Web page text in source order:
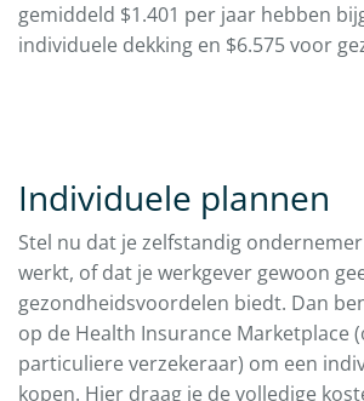
gemiddeld $1.401 per jaar hebben
individuele dekking en $6.575 voor
Individuele plannen
Stel nu dat je zelfstandig
werkt, of dat je werkgever gewoon
gezondheidsvoordelen biedt. Dan
op de Health Insurance Marketplace
particuliere verzekeraar) om een
kopen. Hier draag je de volledige